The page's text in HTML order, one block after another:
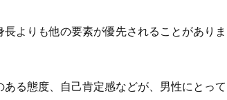
よりも他の要素が優先されることがありま
る態度、自己肯定感などが、男性にとって